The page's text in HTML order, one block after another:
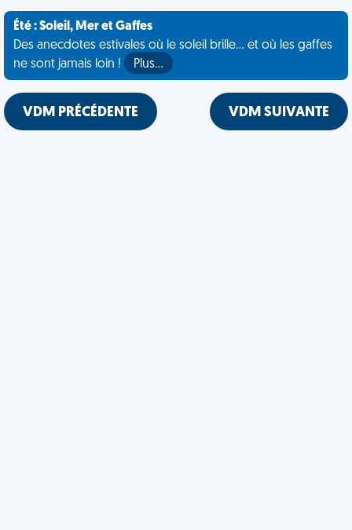
Été : Soleil, Mer et Gaffes
Des anecdotes estivales où le soleil brille... et où les gaffes
ne sont jamais loin !
Plus…
VDM PRÉCÉDENTE VDM SUIVANTE